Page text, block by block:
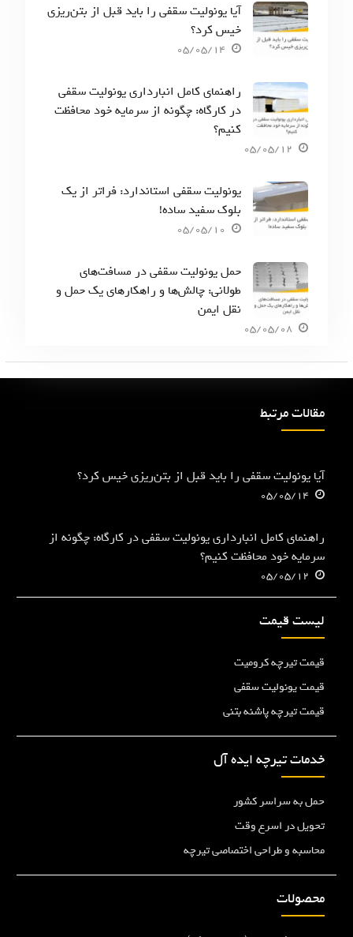
آیا یونولیت سقفی را باید قبل از بتن‌ریزی
خیس کرد؟
05/05/14
راهنمای کامل انبارداری یونولیت سقفی
در کارگاه: چگونه از سرمایه خود محافظت
کنیم؟
05/05/12
یونولیت سقفی استاندارد: فراتر از یک
بلوک سفید ساده!
05/05/10
حمل یونولیت سقفی در مسافت‌های
طولانی: چالش‌ها و راهکارهای یک حمل و
نقل ایمن
05/05/08
مقالات مرتبط
آیا یونولیت سقفی را باید قبل از بتن‌ریزی خیس کرد؟
05/05/14
راهنمای کامل انبارداری یونولیت سقفی در کارگاه: چگونه از
سرمایه خود محافظت کنیم؟
05/05/12
لیست قیمت
قیمت تیرچه کرومیت
قیمت یونولیت سقفی
قیمت تیرچه پاشنه بتنی
خدمات تیرچه ایده آل
حمل به سراسر کشور
تحویل در اسرع وقت
محاسبه و طراحی اختصاصی تیرچه
محصولات